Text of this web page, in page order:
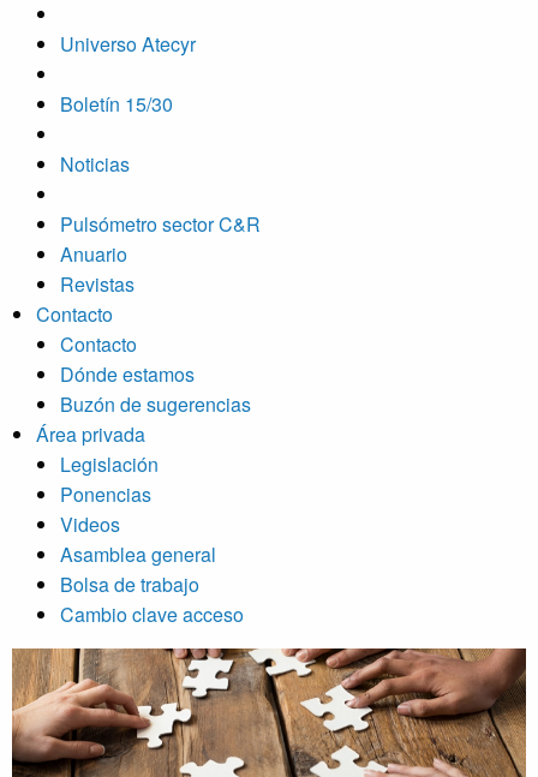
Universo Atecyr
Boletín 15/30
Noticias
Pulsómetro sector C&R
Anuario
Revistas
Contacto
Contacto
Dónde estamos
Buzón de sugerencias
Área privada
Legislación
Ponencias
Videos
Asamblea general
Bolsa de trabajo
Cambio clave acceso